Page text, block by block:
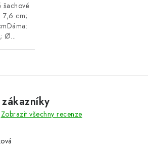
šachové
7,6 cm;
Ø...
Zobrazit všechny recenze